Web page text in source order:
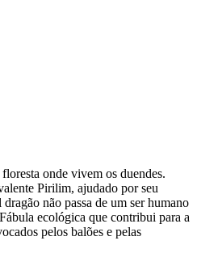
onde vivem os duendes.
Pirilim, ajudado por seu
não passa de um ser humano
ecológica que contribui para a
pelos balões e pelas